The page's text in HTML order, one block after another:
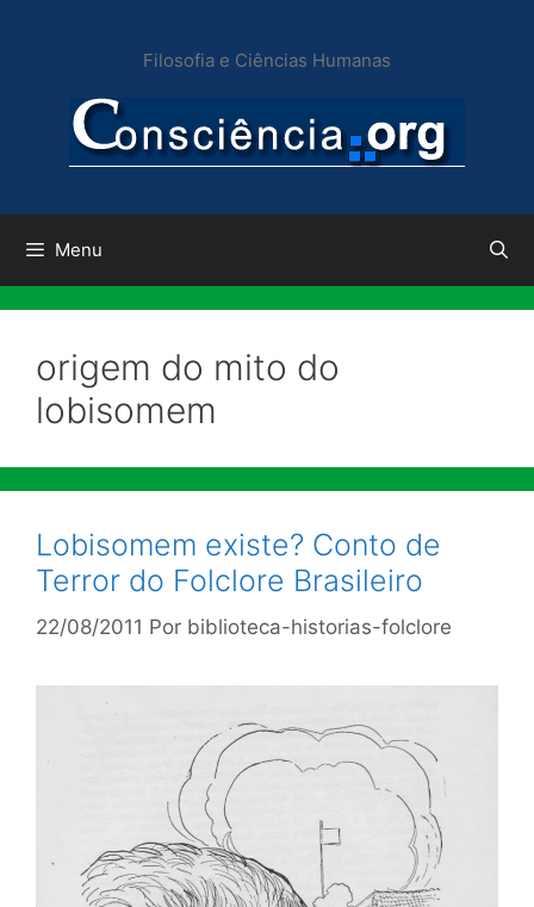
conteúdo
Filosofia e Ciências Humanas
Menu
origem do mito do
lobisomem
Lobisomem existe? Conto de
Terror do Folclore Brasileiro
22/08/2011 Por biblioteca-historias-folclore